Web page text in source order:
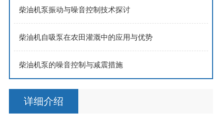
柴油机泵振动与噪音控制技术探讨
柴油机自吸泵在农田灌溉中的应用与优势
柴油机泵的噪音控制与减震措施
详细介绍